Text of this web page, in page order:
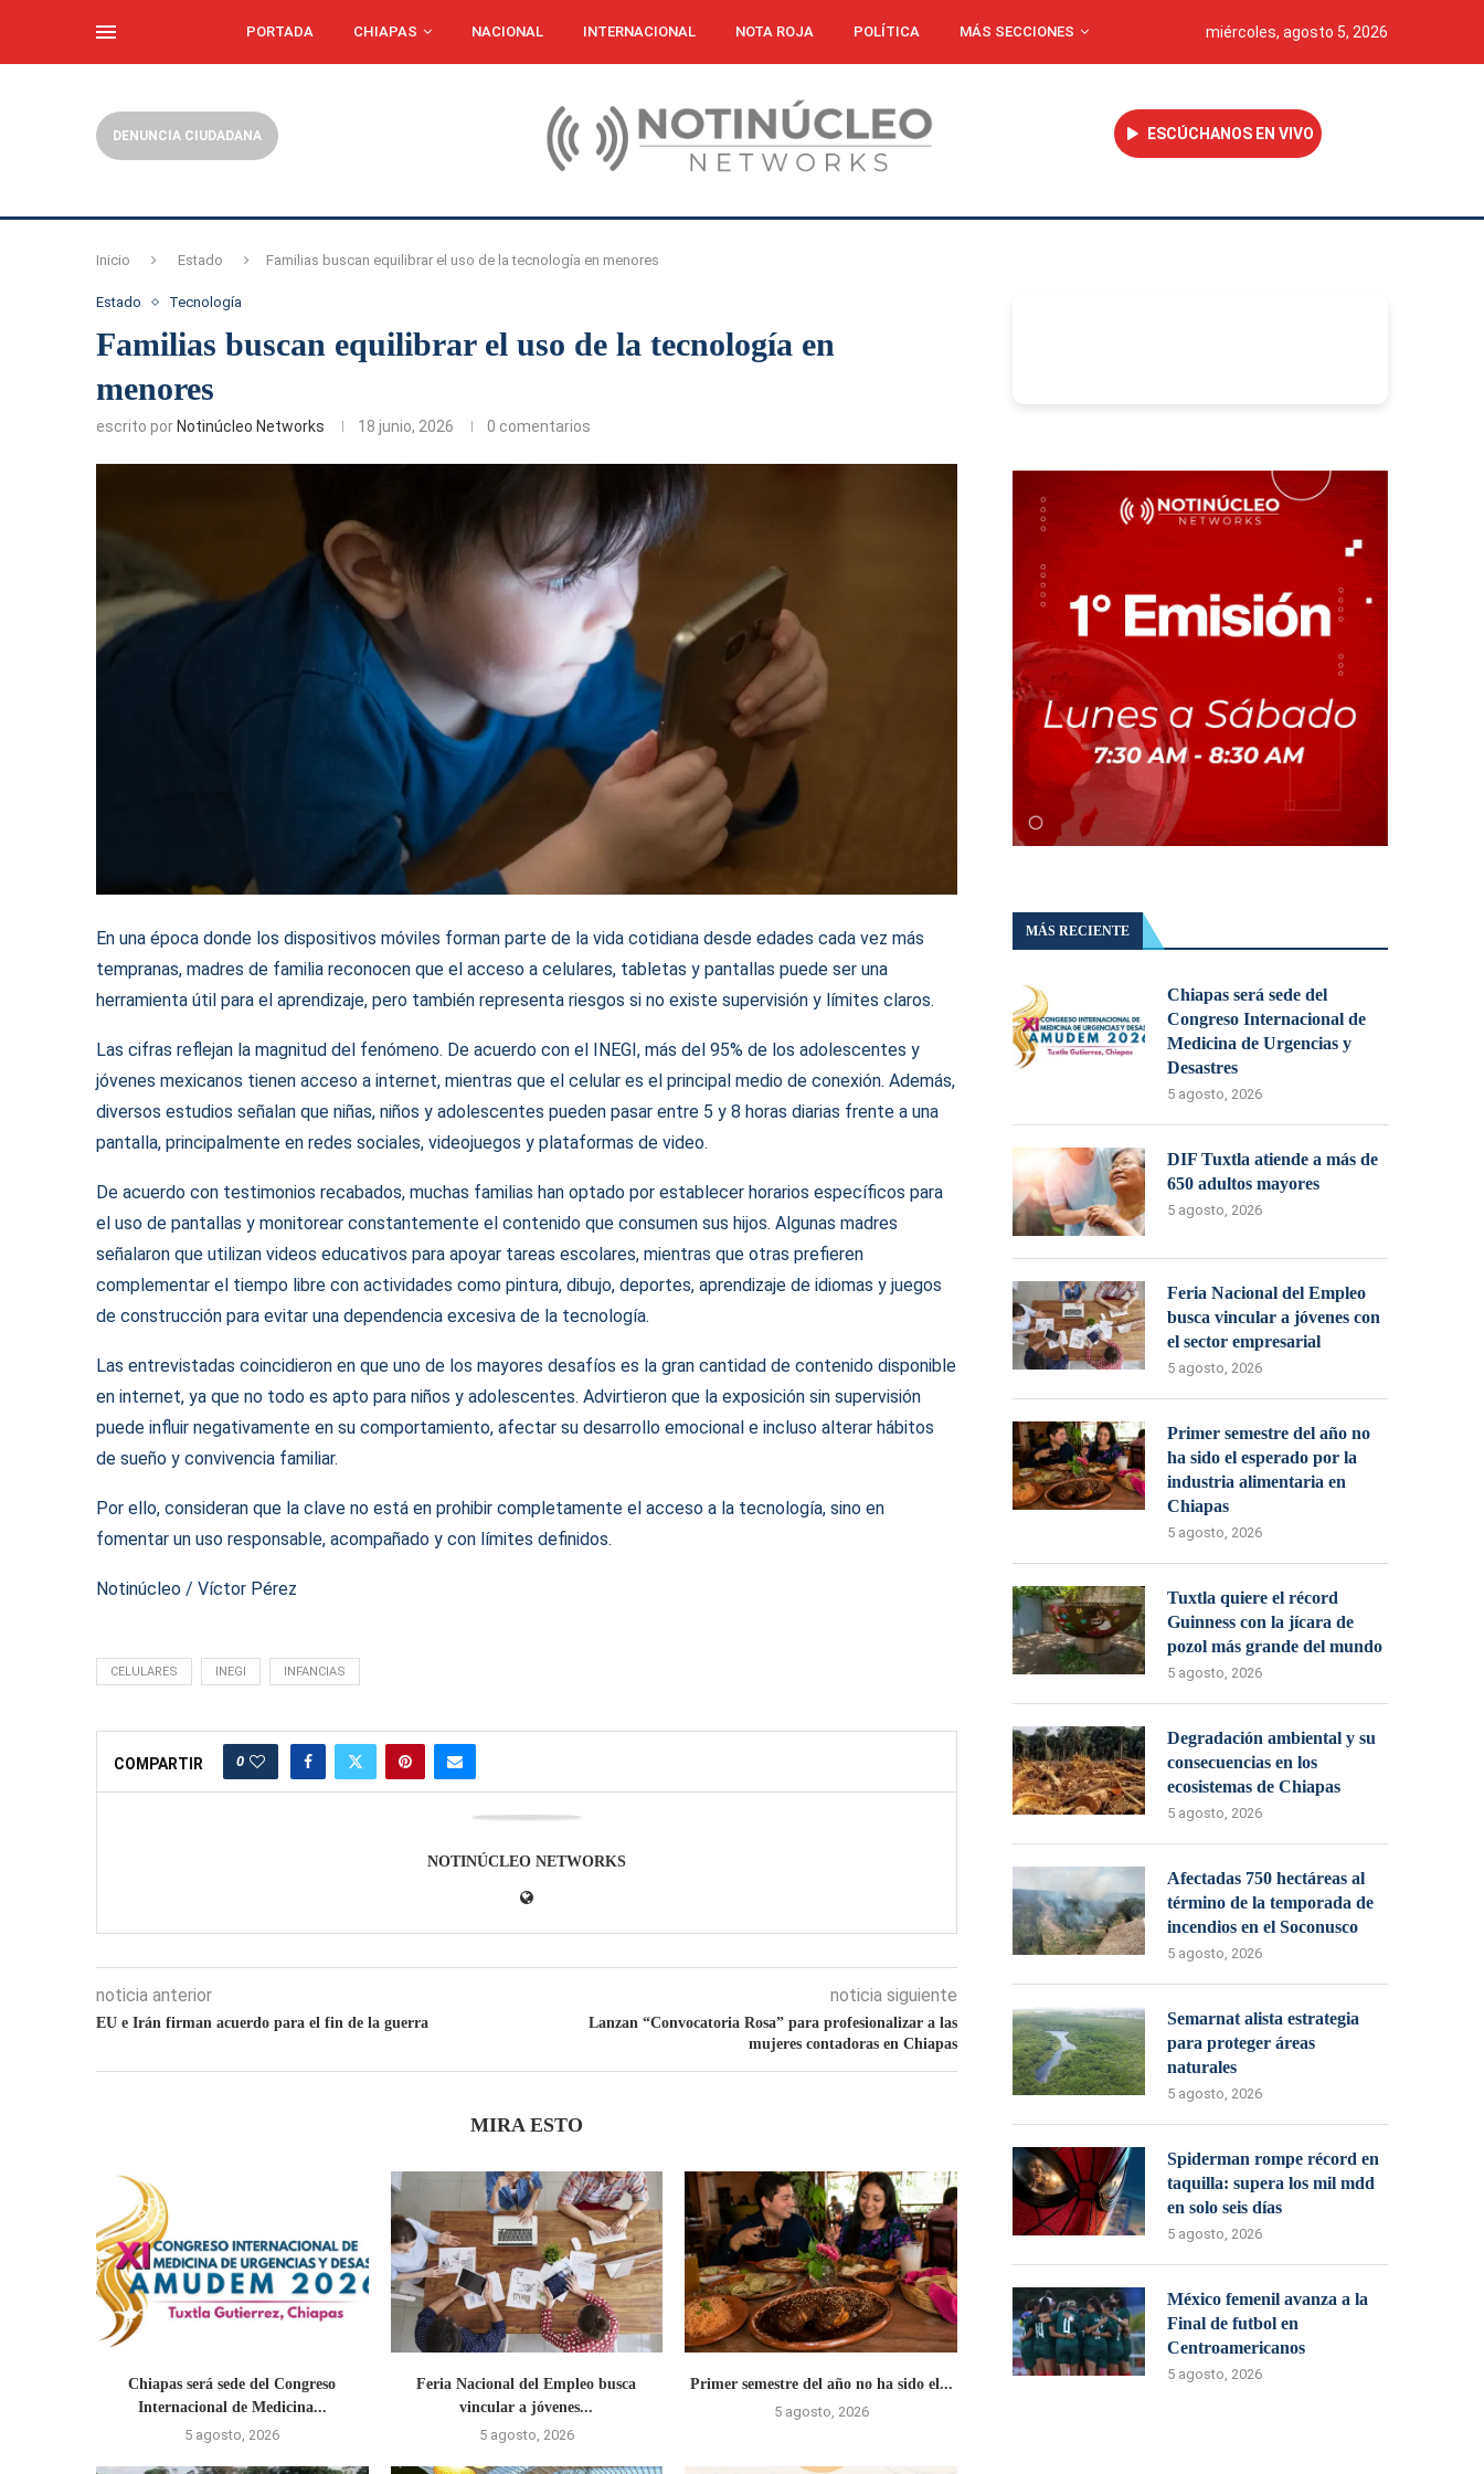
PORTADA CHIAPAS NACIONAL INTERNACIONAL NOTA ROJA POLÍTICA MÁS SECCIONES miércoles, agosto 5, 2026
DENUNCIA CIUDADANA ESCÚCHANOS EN VIVO
Inicio Estado Familias buscan equilibrar el uso de la tecnología en menores
Estado Tecnología
Familias buscan equilibrar el uso de la tecnología en
menores
escrito por Notinúcleo Networks 18 junio, 2026 0 comentarios
En una época donde los dispositivos móviles forman parte de la vida cotidiana desde edades cada vez más
tempranas, madres de familia reconocen que el acceso a celulares, tabletas y pantallas puede ser una
herramienta útil para el aprendizaje, pero también representa riesgos si no existe supervisión y límites claros.
Las cifras reflejan la magnitud del fenómeno. De acuerdo con el INEGI, más del 95% de los adolescentes y
jóvenes mexicanos tienen acceso a internet, mientras que el celular es el principal medio de conexión. Además,
diversos estudios señalan que niñas, niños y adolescentes pueden pasar entre 5 y 8 horas diarias frente a una
pantalla, principalmente en redes sociales, videojuegos y plataformas de video.
De acuerdo con testimonios recabados, muchas familias han optado por establecer horarios específicos para
el uso de pantallas y monitorear constantemente el contenido que consumen sus hijos. Algunas madres
señalaron que utilizan videos educativos para apoyar tareas escolares, mientras que otras prefieren
complementar el tiempo libre con actividades como pintura, dibujo, deportes, aprendizaje de idiomas y juegos
de construcción para evitar una dependencia excesiva de la tecnología.
Las entrevistadas coincidieron en que uno de los mayores desafíos es la gran cantidad de contenido disponible
en internet, ya que no todo es apto para niños y adolescentes. Advirtieron que la exposición sin supervisión
puede influir negativamente en su comportamiento, afectar su desarrollo emocional e incluso alterar hábitos
de sueño y convivencia familiar.
Por ello, consideran que la clave no está en prohibir completamente el acceso a la tecnología, sino en
fomentar un uso responsable, acompañado y con límites definidos.
Notinúcleo / Víctor Pérez
CELULARES INEGI INFANCIAS
COMPARTIR 0
NOTINÚCLEO NETWORKS
noticia anterior
EU e Irán firman acuerdo para el fin de la guerra
noticia siguiente
Lanzan “Convocatoria Rosa” para profesionalizar a las
mujeres contadoras en Chiapas
MIRA ESTO
Chiapas será sede del Congreso
Internacional de Medicina...
5 agosto, 2026
Feria Nacional del Empleo busca
vincular a jóvenes...
5 agosto, 2026
Primer semestre del año no ha sido el...
5 agosto, 2026
MÁS RECIENTE
Chiapas será sede del
Congreso Internacional de
Medicina de Urgencias y
Desastres
5 agosto, 2026
DIF Tuxtla atiende a más de
650 adultos mayores
5 agosto, 2026
Feria Nacional del Empleo
busca vincular a jóvenes con
el sector empresarial
5 agosto, 2026
Primer semestre del año no
ha sido el esperado por la
industria alimentaria en
Chiapas
5 agosto, 2026
Tuxtla quiere el récord
Guinness con la jícara de
pozol más grande del mundo
5 agosto, 2026
Degradación ambiental y su
consecuencias en los
ecosistemas de Chiapas
5 agosto, 2026
Afectadas 750 hectáreas al
término de la temporada de
incendios en el Soconusco
5 agosto, 2026
Semarnat alista estrategia
para proteger áreas
naturales
5 agosto, 2026
Spiderman rompe récord en
taquilla: supera los mil mdd
en solo seis días
5 agosto, 2026
México femenil avanza a la
Final de futbol en
Centroamericanos
5 agosto, 2026